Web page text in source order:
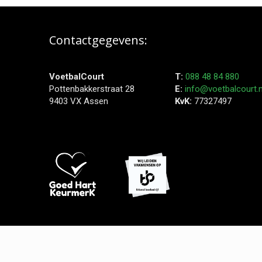
Contactgegevens:
VoetbalCourt
Pottenbakkerstraat 28
9403 VX Assen
T: 088 48 84 880
E:
KvK: 77327497